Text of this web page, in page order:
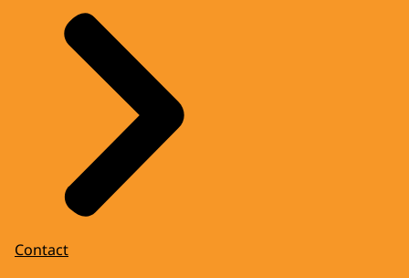
Contact